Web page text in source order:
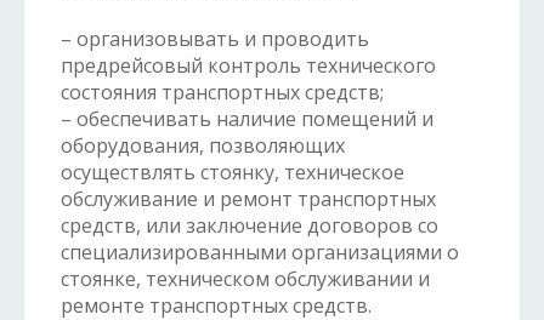
– организовывать и проводить
предрейсовый контроль технического
состояния транспортных средств;
– обеспечивать наличие помещений и
оборудования, позволяющих
осуществлять стоянку, техническое
обслуживание и ремонт транспортных
средств, или заключение договоров со
специализированными организациями о
стоянке, техническом обслуживании и
ремонте транспортных средств.